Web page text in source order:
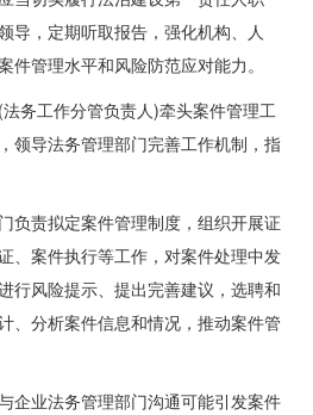
导，定期听取报告，强化机构、人
件管理水平和风险防范应对能力。
务工作分管负责人)牵头案件管理工
领导法务管理部门完善工作机制，指
负责拟定案件管理制度，组织开展证
、案件执行等工作，对案件处理中发
行风险提示、提出完善建议，选聘和
、分析案件信息和情况，推动案件管
业法务管理部门沟通可能引发案件